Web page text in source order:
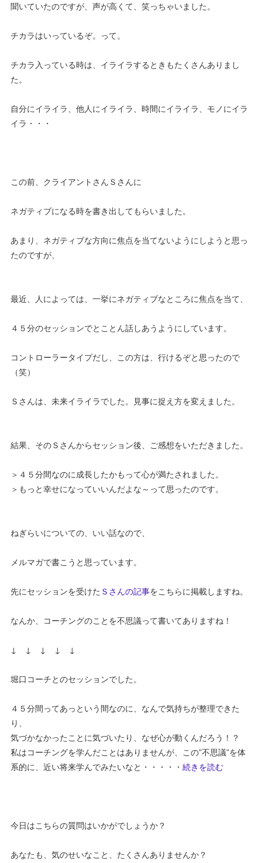
聞いていたのですが、声が高くて、笑っちゃいました。
チカラはいっているぞ。って。
チカラ入っている時は、イライラするときもたくさんありまし
た。
自分にイライラ、他人にイライラ、時間にイライラ、モノにイラ
イラ・・・
この前、クライアントさんＳさんに
ネガティブになる時を書き出してもらいました。
あまり、ネガティブな方向に焦点を当てないようにしようと思っ
たのですが、
最近、人によっては、一挙にネガティブなところに焦点を当て、
４５分のセッションでとことん話しあうようにしています。
コントローラータイプだし、この方は、行けるぞと思ったので
（笑）
Ｓさんは、未来イライラでした。見事に捉え方を変えました。
結果、そのＳさんからセッション後、ご感想をいただきました。
＞４５分間なのに成長したかもって心が満たされました。
＞もっと幸せになっていいんだよな～って思ったのです。
ねぎらいについての、いい話なので、
メルマガで書こうと思っています。
先にセッションを受けた Ｓさんの記事をこちらに掲載しますね。
なんか、コーチングのことを不思議って書いてありますね！
↓ ↓ ↓ ↓ ↓
堀口コーチとのセッションでした。
４５分間ってあっという間なのに、なんで気持ちが整理できた
り、
気づかなかったことに気づいたり、なぜ心が動くんだろう！？
私はコーチングを学んだことはありませんが、この”不思議”を体
系的に、近い将来学んでみたいなと・・・・・続きを読む
今日はこちらの質問はいかがでしょうか？
あなたも、気のせいなこと、たくさんありませんか？